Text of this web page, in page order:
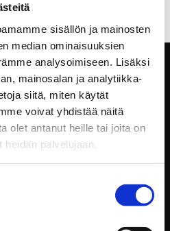
sisällön ja mainosten
median ominaisuuksien
analysoimiseen. Lisäksi
mainosalan ja analytiikka-
siitä, miten käytät
voivat yhdistää näitä
olet antanut heille tai joita on
palvelujaan.